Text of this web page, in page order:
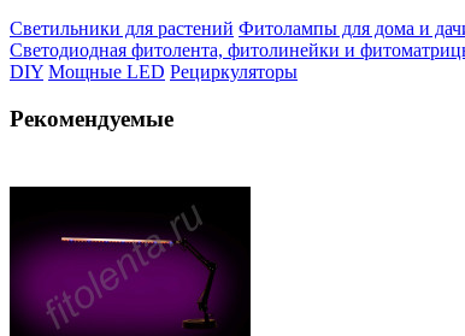
Светильники для растений Фитолампы для дома и
Светодиодная фитолента, фитолинейки и
DIY Мощные LED Рециркуляторы
Рекомендуемые